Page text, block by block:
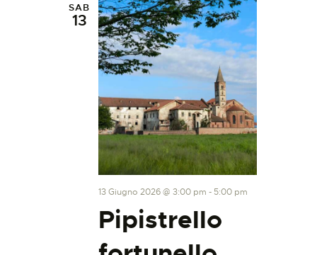
SAB
13
Pipistrello
13 Giugno 2026 @ 3:00 pm - 5:00 pm